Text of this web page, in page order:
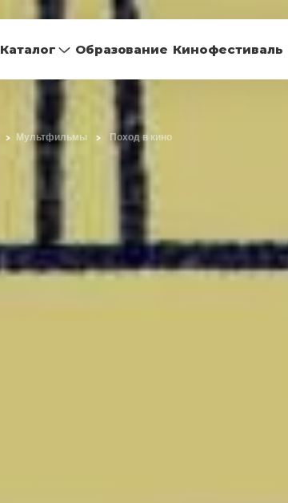
Каталог Образование Кинофестиваль
Мультфильмы Поход в кино